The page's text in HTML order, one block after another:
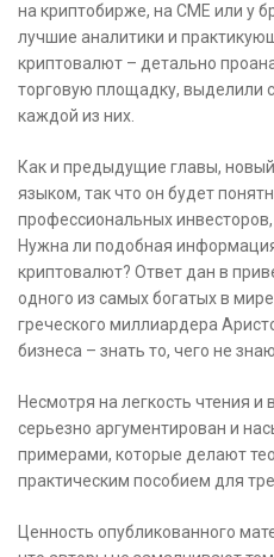
на криптобирже, на CME или у
лучшие аналитики и
криптовалют – детально
торговую площадку, выделили
каждой из них.
Как и предыдущие главы,
языком, так что он будет
профессиональных
Нужна ли подобная
криптовалют? Ответ дан в
одного из самых богатых в
греческого миллиардера
бизнеса – знать то, чего не
Несмотря на легкость чтения и
серьезно аргументирован и
примерами, которые делают
практическим пособием для
Ценность опубликованного